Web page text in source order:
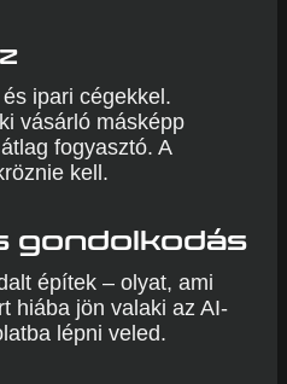
ipari cégekkel.
vásárló másképp
fogyasztó. A
kell.
gondolkodás
építek – olyat, ami
hiába jön valaki az AI-
lépni veled.